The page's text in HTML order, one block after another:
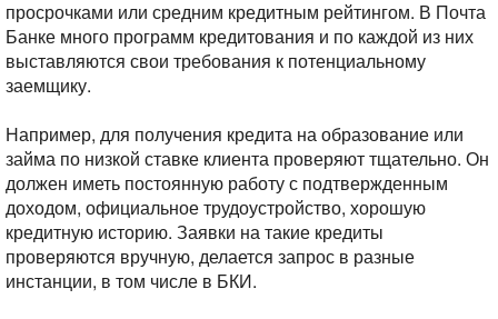
просрочками или средним кредитным рейтингом. В Почта
Банке много программ кредитования и по каждой из них
выставляются свои требования к потенциальному
заемщику.
Например, для получения кредита на образование или
займа по низкой ставке клиента проверяют тщательно. Он
должен иметь постоянную работу с подтвержденным
доходом, официальное трудоустройство, хорошую
кредитную историю. Заявки на такие кредиты
проверяются вручную, делается запрос в разные
инстанции, в том числе в БКИ.